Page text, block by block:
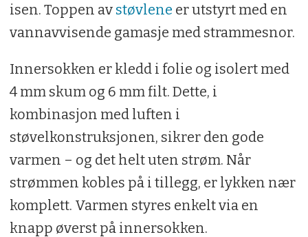
isen. Toppen av støvlene er utstyrt med en
vannavvisende gamasje med strammesnor.
Innersokken er kledd i folie og isolert med
4 mm skum og 6 mm filt. Dette, i
kombinasjon med luften i
støvelkonstruksjonen, sikrer den gode
varmen – og det helt uten strøm. Når
strømmen kobles på i tillegg, er lykken nær
komplett. Varmen styres enkelt via en
knapp øverst på innersokken.